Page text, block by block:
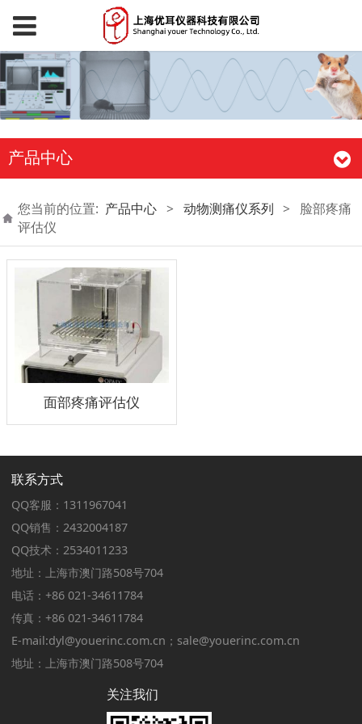
产品中心
您当前的位置: 产品中心 > 动物测痛仪系列 >
脸部疼痛
评估仪
面部疼痛评估仪
联系方式
QQ客服：1311967041
QQ销售：2432004187
QQ技术：2534011233
地址：上海市澳门路508号704
电话：+86 021-34611784
传真：+86 021-34611784
E-mail:dyl@youerinc.com.cn；sale@youerinc.com.cn
地址：上海市澳门路508号704
关注我们